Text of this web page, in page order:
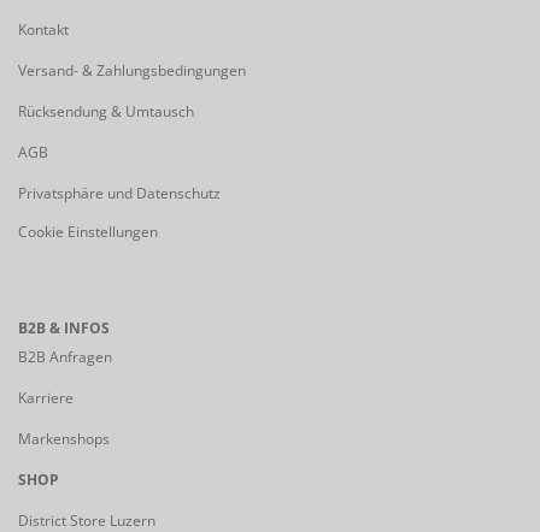
Kontakt
Versand- & Zahlungsbedingungen
Rücksendung & Umtausch
AGB
Privatsphäre und Datenschutz
Cookie Einstellungen
B2B & INFOS
B2B Anfragen
Karriere
Markenshops
SHOP
District Store Luzern